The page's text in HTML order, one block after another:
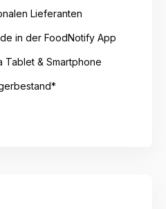
Lieferanten
in der FoodNotify App
Tablet & Smartphone